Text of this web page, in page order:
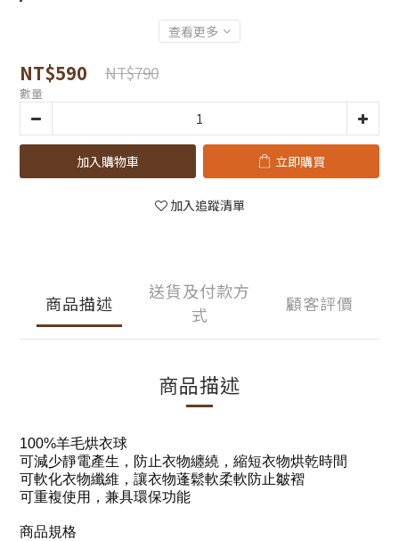
查看更多
NT$590 NT$790
數量
加入購物車 立即購買
加入追蹤清單
商品描述
送貨及付款方
式
顧客評價
商品描述
100%羊毛烘衣球
可減少靜電產生，防止衣物纏繞，縮短衣物烘乾時間
可軟化衣物纖維，讓衣物蓬鬆軟柔軟防止皺褶
可重複使用，兼具環保功能
商品規格